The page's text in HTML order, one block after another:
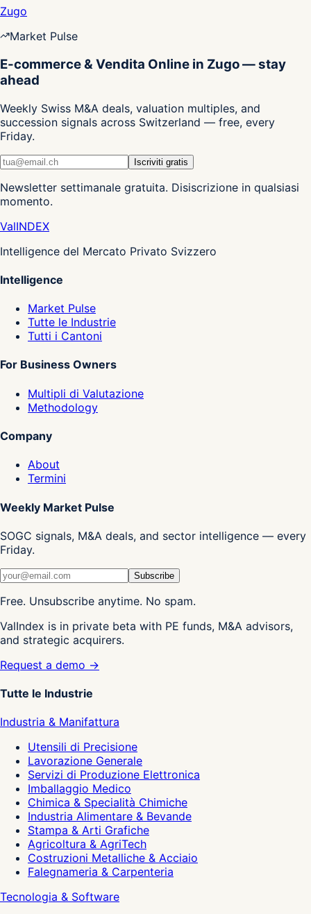
Zugo
Market Pulse
E-commerce & Vendita Online in Zugo — stay
ahead
Weekly Swiss M&A deals, valuation multiples, and
succession signals across Switzerland — free, every
Friday.
Iscriviti gratis
Newsletter settimanale gratuita. Disiscrizione in qualsiasi
momento.
ValINDEX
Intelligence del Mercato Privato Svizzero
Intelligence
Market Pulse
Tutte le Industrie
Tutti i Cantoni
For Business Owners
Multipli di Valutazione
Methodology
Company
About
Termini
Weekly Market Pulse
SOGC signals, M&A deals, and sector intelligence — every
Friday.
Subscribe
Free. Unsubscribe anytime. No spam.
ValIndex is in private beta with PE funds, M&A advisors,
and strategic acquirers.
Request a demo →
Tutte le Industrie
Industria & Manifattura
Utensili di Precisione
Lavorazione Generale
Servizi di Produzione Elettronica
Imballaggio Medico
Chimica & Specialità Chimiche
Industria Alimentare & Bevande
Stampa & Arti Grafiche
Agricoltura & AgriTech
Costruzioni Metalliche & Acciaio
Falegnameria & Carpenteria
Tecnologia & Software